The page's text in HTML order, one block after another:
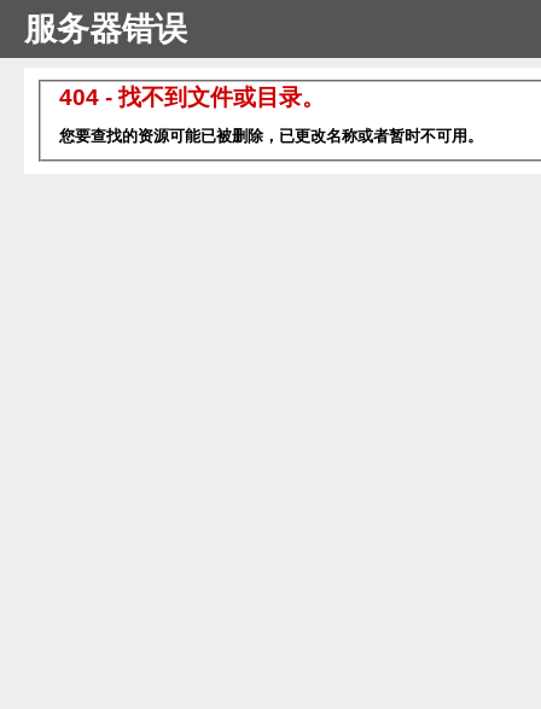
服务器错误
404 - 找不到文件或目录。
您要查找的资源可能已被删除，已更改名称或者暂时不可用。